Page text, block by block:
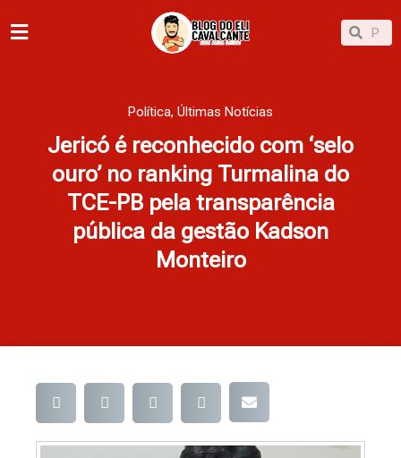
para
Pesquisar
Política, Últimas Notícias
Jericó é reconhecido com ‘selo
ouro’ no ranking Turmalina do
TCE-PB pela transparência
pública da gestão Kadson
Monteiro